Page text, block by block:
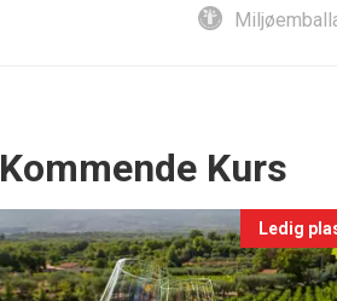
Events
Kommende Kurs
Ledig